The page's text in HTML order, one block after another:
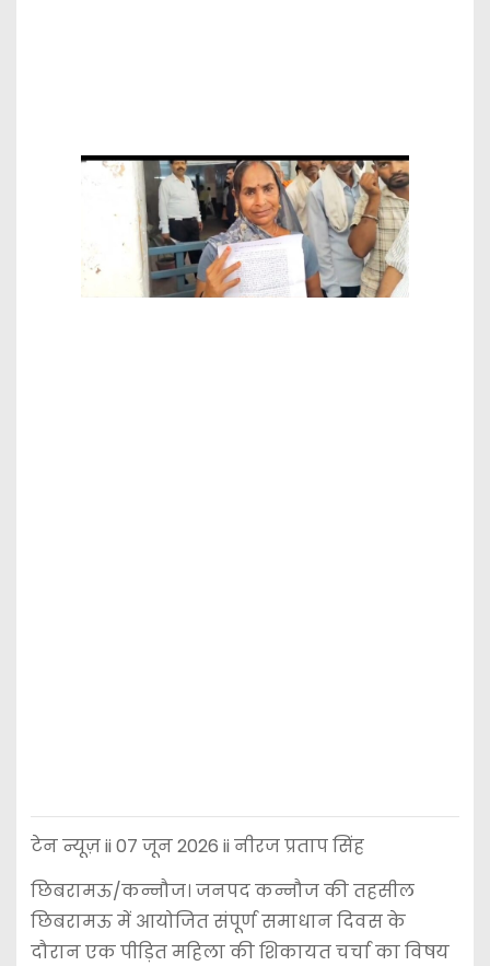
टेन न्यूज़ ii 07 जून 2026 ii नीरज प्रताप सिंह
छिबरामऊ/कन्नौज। जनपद कन्नौज की तहसील
छिबरामऊ में आयोजित संपूर्ण समाधान दिवस के
दौरान एक पीड़ित महिला की शिकायत चर्चा का विषय